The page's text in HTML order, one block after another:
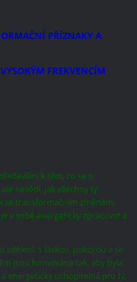
PŘÍZNAKY A
FREKVENCÍM
k těm, co se o
nevědí, jak všechny ty
se transformačním změnám,
v sobě energeticky zpracovat a
sdělení, s láskou, pokorou a se
jsou formována tak, aby byla
energeticky uchopitelná pro ty,